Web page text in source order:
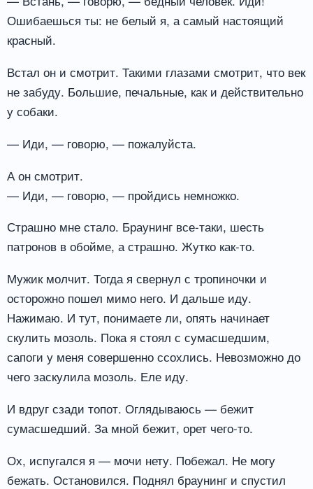
Ошибаешься ты: не белый я, а самый настоящий
красный.
Встал он и смотрит. Такими глазами смотрит, что век
не забуду. Большие, печальные, как и действительно
у собаки.
— Иди, — говорю, — пожалуйста.
А он смотрит.
— Иди, — говорю, — пройдись немножко.
Страшно мне стало. Браунинг все-таки, шесть
патронов в обойме, а страшно. Жутко как-то.
Мужик молчит. Тогда я свернул с тропиночки и
осторожно пошел мимо него. И дальше иду.
Нажимаю. И тут, понимаете ли, опять начинает
скулить мозоль. Пока я стоял с сумасшедшим,
сапоги у меня совершенно ссохлись. Невозможно до
чего заскулила мозоль. Еле иду.
И вдруг сзади топот. Оглядываюсь — бежит
сумасшедший. За мной бежит, орет чего-то.
Ох, испугался я — мочи нету. Побежал. Не могу
бежать. Остановился. Поднял браунинг и спустил